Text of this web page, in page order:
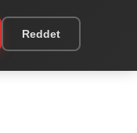
Reddet